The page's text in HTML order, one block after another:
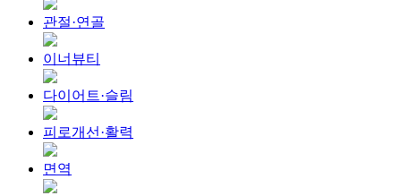
관절·연골
이너뷰티
다이어트·슬림
피로개선·활력
면역